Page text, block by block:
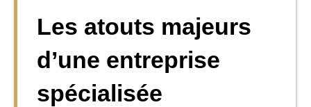
Les atouts majeurs
d’une entreprise
spécialisée